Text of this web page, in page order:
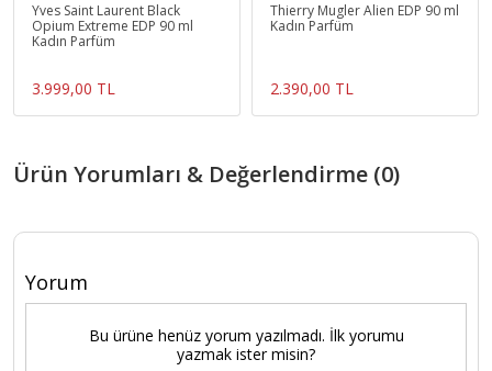
Yves Saint Laurent Black
Opium Extreme EDP 90 ml
Kadın Parfüm
3.999,00 TL
Thierry Mugler Alien EDP 90 ml
Kadın Parfüm
2.390,00 TL
Ürün Yorumları & Değerlendirme (0)
Yorum
Bu ürüne henüz yorum yazılmadı. İlk yorumu
yazmak ister misin?